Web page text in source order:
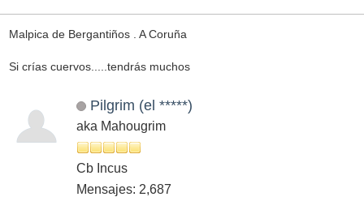
Malpica de Bergantiños . A Coruña
Si crías cuervos.....tendrás muchos
Pilgrim (el *****)
aka Mahougrim
Cb Incus
Mensajes: 2,687